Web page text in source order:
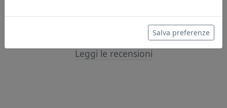
Leggi le recensioni
Salva preferenze